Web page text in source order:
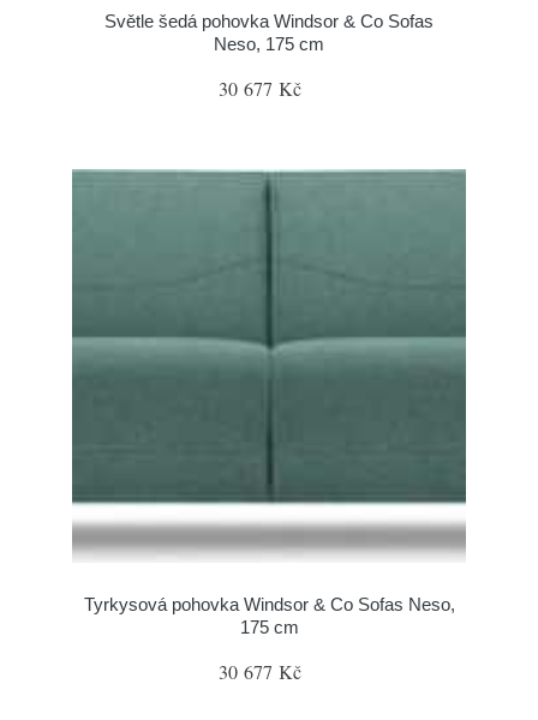
Světle šedá pohovka Windsor & Co Sofas
Neso, 175 cm
30 677 Kč
Tyrkysová pohovka Windsor & Co Sofas Neso,
175 cm
30 677 Kč